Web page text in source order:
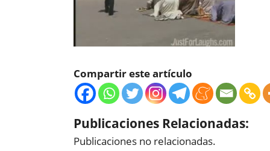
Compartir este artículo
Publicaciones Relacionadas:
Publicaciones no relacionadas.